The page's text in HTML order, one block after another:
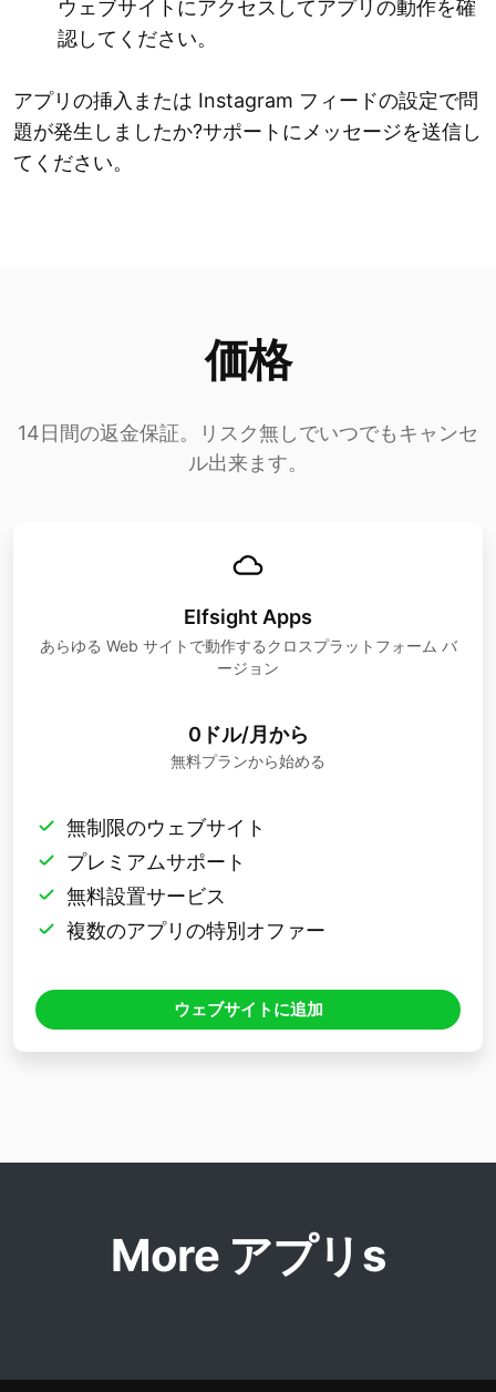
ウェブサイトにアクセスしてアプリの動作を確
認してください。
アプリの挿入または Instagram フィードの設定で問
題が発生しましたか?サポートにメッセージを送信し
てください。
価格
14日間の返金保証。リスク無しでいつでもキャンセ
ル出来ます。
Elfsight Apps
あらゆる Web サイトで動作するクロスプラットフォーム バ
ージョン
0ドル/月から
無料プランから始める
無制限のウェブサイト
プレミアムサポート
無料設置サービス
複数のアプリの特別オファー
ウェブサイトに追加
More アプリs